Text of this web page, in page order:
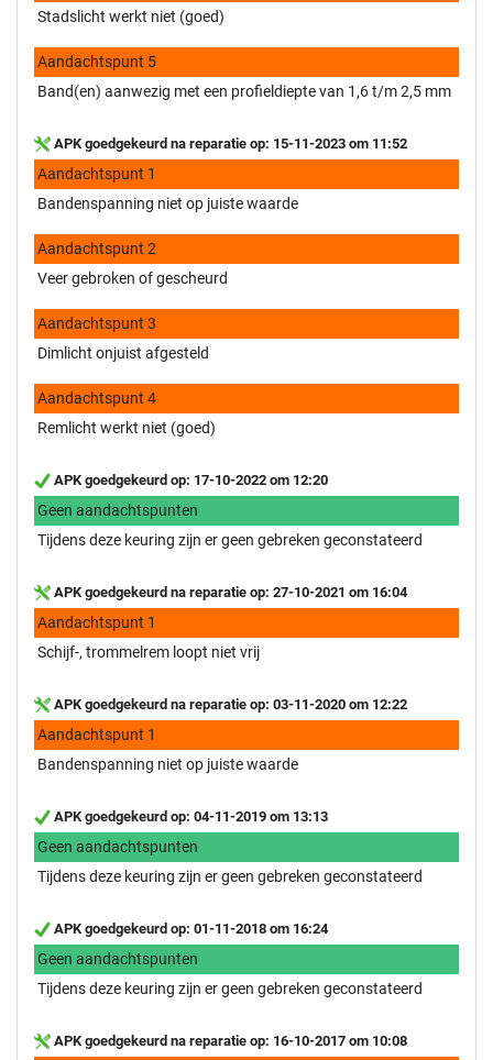
Stadslicht werkt niet (goed)
Aandachtspunt 5
Band(en) aanwezig met een profieldiepte van 1,6 t/m 2,5 mm
APK goedgekeurd na reparatie op: 15-11-2023 om 11:52
Aandachtspunt 1
Bandenspanning niet op juiste waarde
Aandachtspunt 2
Veer gebroken of gescheurd
Aandachtspunt 3
Dimlicht onjuist afgesteld
Aandachtspunt 4
Remlicht werkt niet (goed)
APK goedgekeurd op: 17-10-2022 om 12:20
Geen aandachtspunten
Tijdens deze keuring zijn er geen gebreken geconstateerd
APK goedgekeurd na reparatie op: 27-10-2021 om 16:04
Aandachtspunt 1
Schijf-, trommelrem loopt niet vrij
APK goedgekeurd na reparatie op: 03-11-2020 om 12:22
Aandachtspunt 1
Bandenspanning niet op juiste waarde
APK goedgekeurd op: 04-11-2019 om 13:13
Geen aandachtspunten
Tijdens deze keuring zijn er geen gebreken geconstateerd
APK goedgekeurd op: 01-11-2018 om 16:24
Geen aandachtspunten
Tijdens deze keuring zijn er geen gebreken geconstateerd
APK goedgekeurd na reparatie op: 16-10-2017 om 10:08